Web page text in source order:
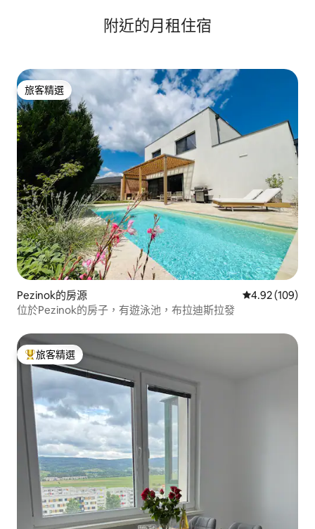
附近的月租住宿
旅客精選
旅客精選
Pezinok的房源 從 109 則評價
4.92 (109)
位於Pezinok的房子，有遊泳池，布拉迪斯拉發
旅客精選榜首
旅客精選